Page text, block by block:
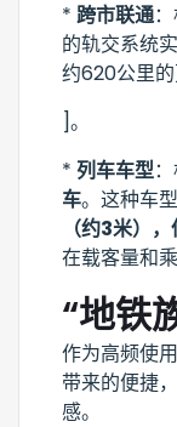
* 跨市联通
的轨交系统
约620公里的
]。
* 列车车型
车。这种车
（约3米）
在载客量和
“地铁
作为高频使
带来的便捷
感。